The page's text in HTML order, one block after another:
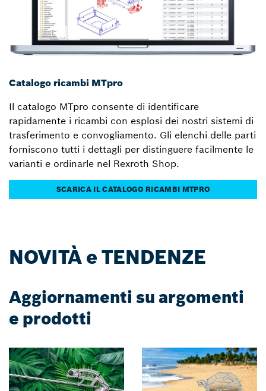
Catalogo ricambi MTpro
Il catalogo MTpro consente di identificare
rapidamente i ricambi con esplosi dei nostri sistemi di
trasferimento e convogliamento. Gli elenchi delle parti
forniscono tutti i dettagli per distinguere facilmente le
varianti e ordinarle nel Rexroth Shop.
SCARICA IL CATALOGO RICAMBI MTPRO
NOVITÀ e TENDENZE
Aggiornamenti su argomenti
e prodotti